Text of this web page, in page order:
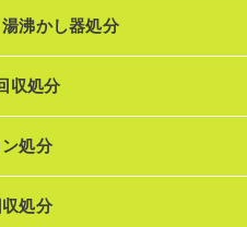
沸かし器処分
収処分
処分
処分